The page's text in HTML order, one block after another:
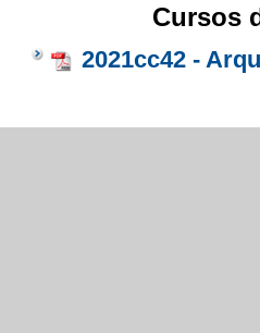
Cursos
2021cc42 -